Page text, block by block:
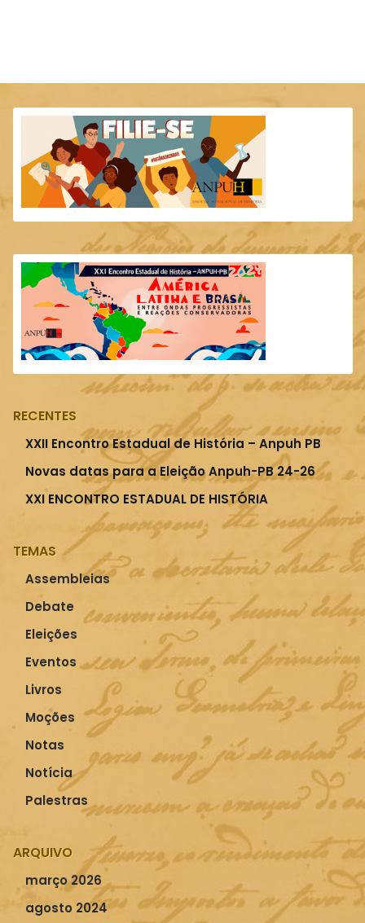
RECENTES
XXII Encontro Estadual de História – Anpuh PB
Novas datas para a Eleição Anpuh-PB 24-26
XXI ENCONTRO ESTADUAL DE HISTÓRIA
TEMAS
Assembleias
Debate
Eleições
Eventos
Livros
Moções
Notas
Notícia
Palestras
ARQUIVO
março 2026
agosto 2024